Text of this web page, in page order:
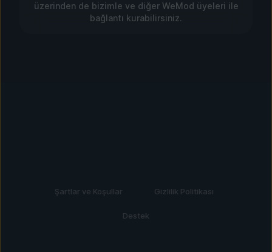
üzerinden de bizimle ve diğer WeMod üyeleri ile
bağlantı kurabilirsiniz.
Şartlar ve Koşullar Gizlilik Politikası
Destek